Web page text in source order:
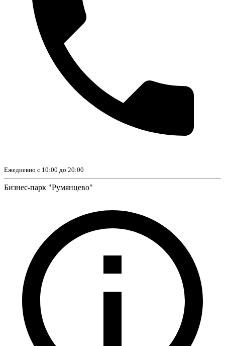
Ежедневно с 10:00 до 20:00
Бизнес-парк "Румянцево"